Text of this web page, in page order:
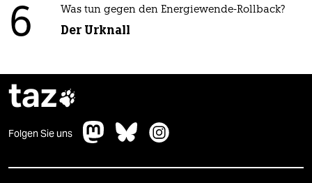
6 Was tun gegen den Energiewende-Rollback?
Der Urknall
taz
Folgen Sie uns